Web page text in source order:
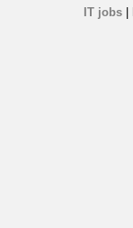
IT jobs|